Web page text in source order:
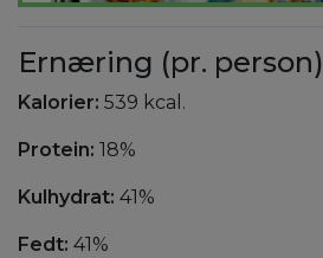
Ernæring (pr. person)
Kalorier: 539 kcal.
Protein: 18%
Kulhydrat: 41%
Fedt: 41%